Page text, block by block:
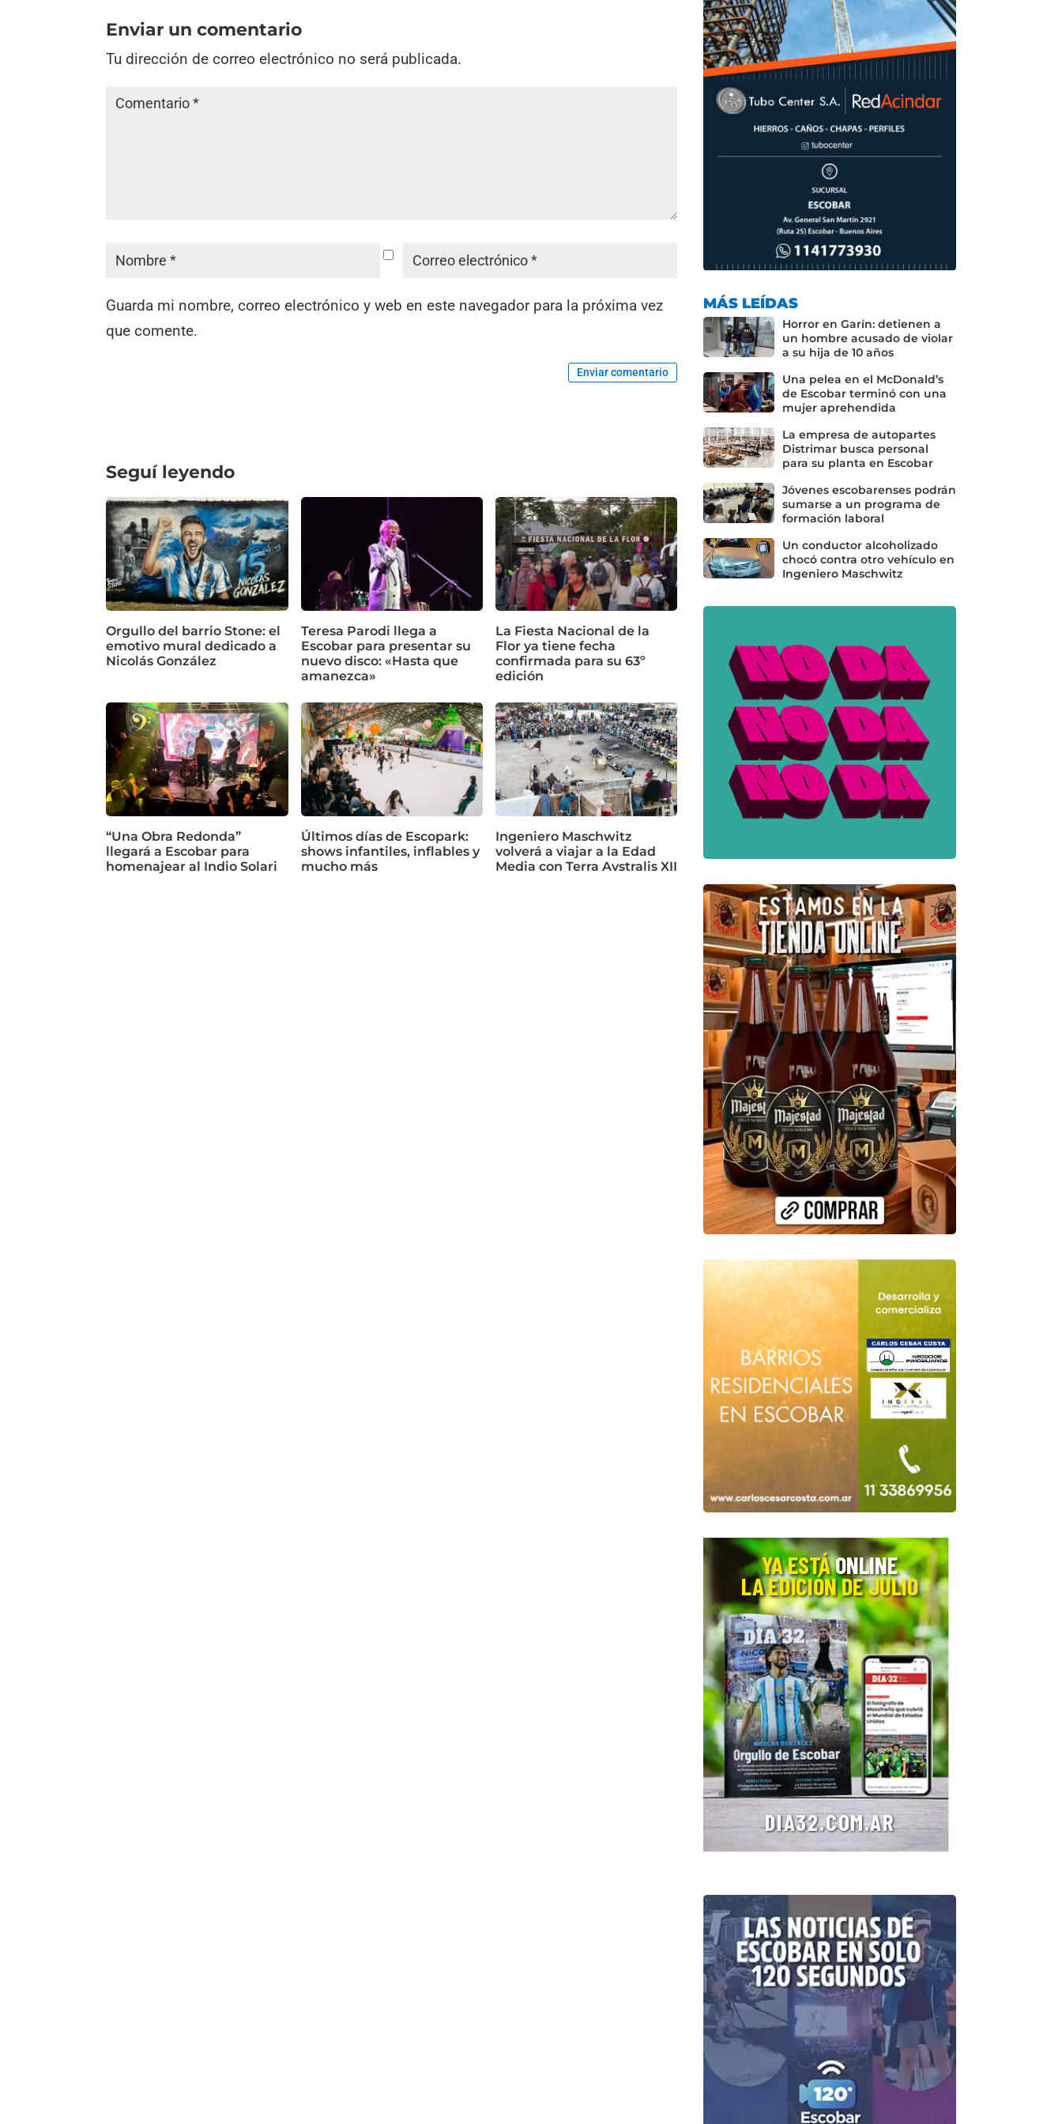
o
k
p
Enviar un comentario
Tu dirección de correo electrónico no será publicada.
Guarda mi nombre, correo electrónico y web en este navegador para la próxima vez
que comente.
Enviar comentario
Seguí leyendo
Orgullo del barrio Stone: el
emotivo mural dedicado a
Nicolás González
Teresa Parodi llega a
Escobar para presentar su
nuevo disco: «Hasta que
amanezca»
La Fiesta Nacional de la
Flor ya tiene fecha
confirmada para su 63º
edición
“Una Obra Redonda”
llegará a Escobar para
homenajear al Indio Solari
Últimos días de Escopark:
shows infantiles, inflables y
mucho más
Ingeniero Maschwitz
volverá a viajar a la Edad
Media con Terra Avstralis XII
MÁS LEÍDAS
Horror en Garín: detienen a
un hombre acusado de violar
a su hija de 10 años
Una pelea en el McDonald’s
de Escobar terminó con una
mujer aprehendida
La empresa de autopartes
Distrimar busca personal
para su planta en Escobar
Jóvenes escobarenses podrán
sumarse a un programa de
formación laboral
Un conductor alcoholizado
chocó contra otro vehículo en
Ingeniero Maschwitz